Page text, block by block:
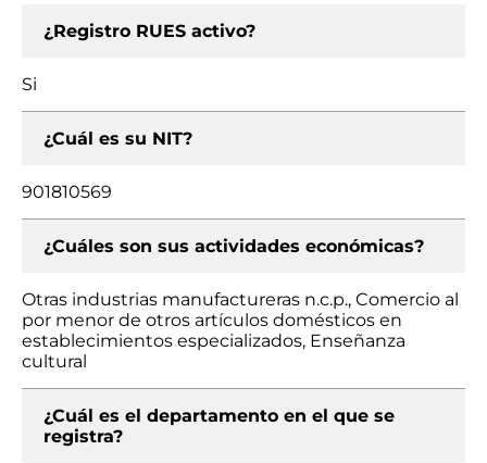
¿Registro RUES activo?
Si
¿Cuál es su NIT?
901810569
¿Cuáles son sus actividades económicas?
Otras industrias manufactureras n.c.p., Comercio al
por menor de otros artículos domésticos en
establecimientos especializados, Enseñanza
cultural
¿Cuál es el departamento en el que se
registra?